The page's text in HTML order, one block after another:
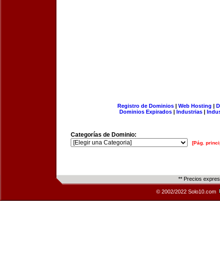
Registro de Dominios| Web Hosting |
Dominios Expirados | Industrias |
Categorías de Dominio:
[Pág.
** Precios
© 2002/2022 Solo10.com